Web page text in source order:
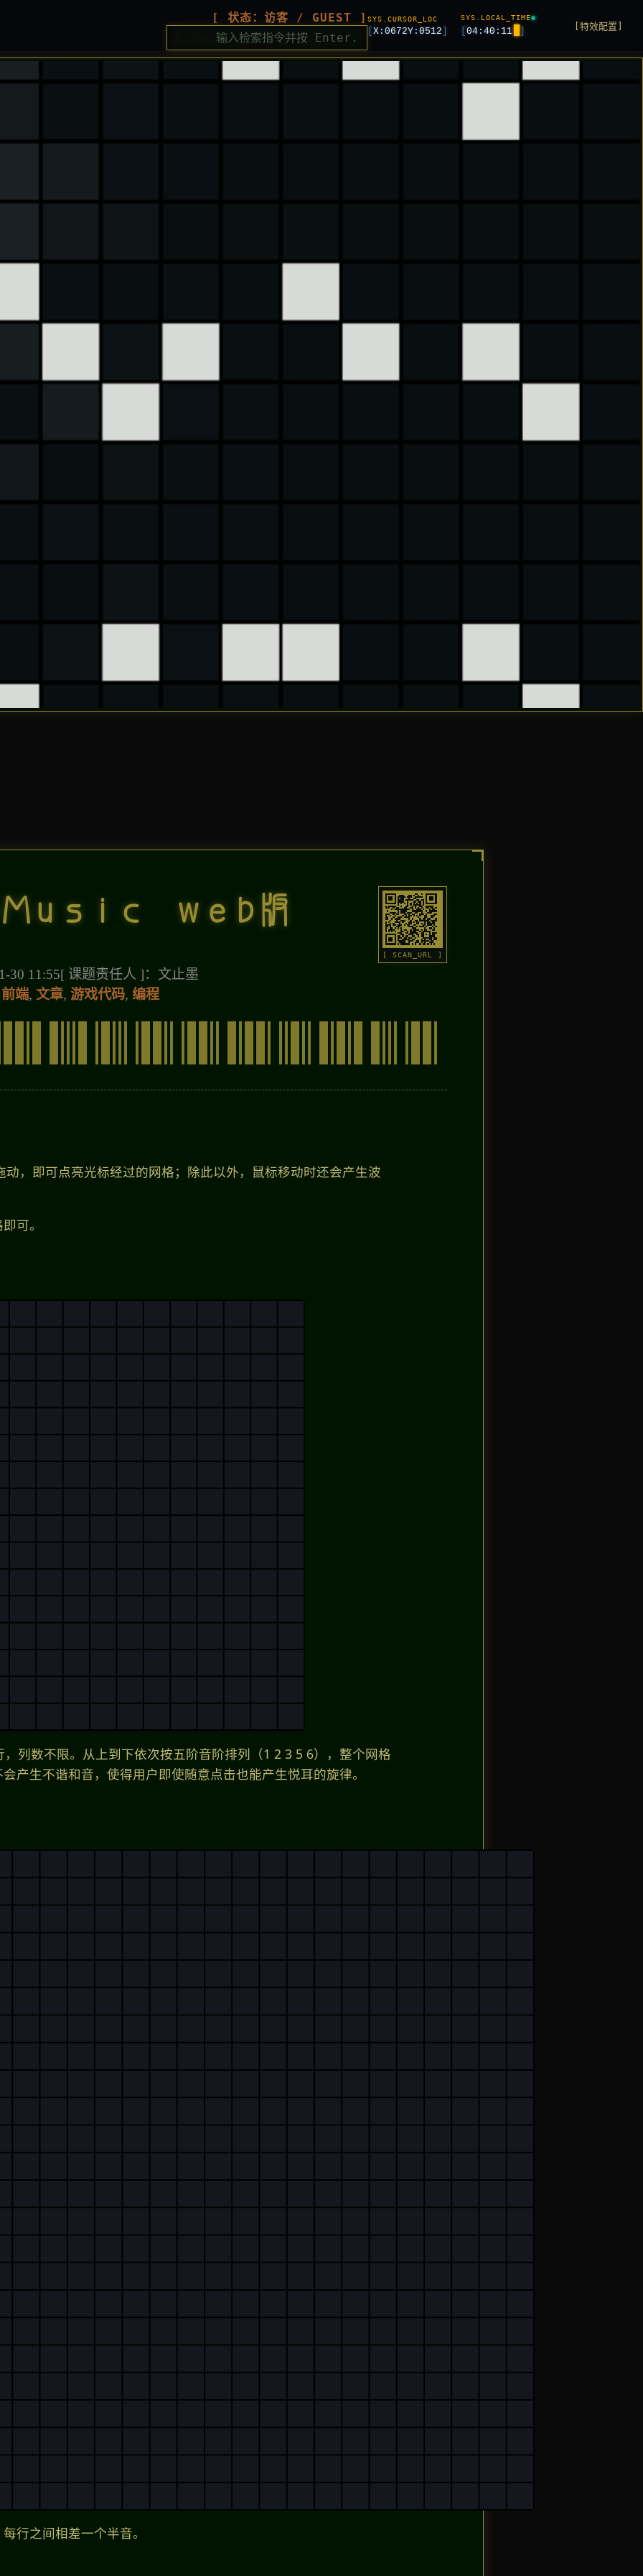
[ 状态：访客 / GUEST ] SYS.CURSOR_LOC
[X: 0672Y: 0512]
SYS.LOCAL_TIME
[04:40:12 ] [特效配置]
web版
[ SCAN_URL ]
30 11:55[ 课题责任人 ]：文止墨
前端, 文章, 游戏代码, 编程
动，即可点亮光标经过的网格；除此以外，鼠标移动时还会产生波
可。
列数不限。从上到下依次按五阶音阶排列（1 2 3 5 6），整个网格
产生不谐和音，使得用户即使随意点击也能产生悦耳的旋律。
行之间相差一个半音。